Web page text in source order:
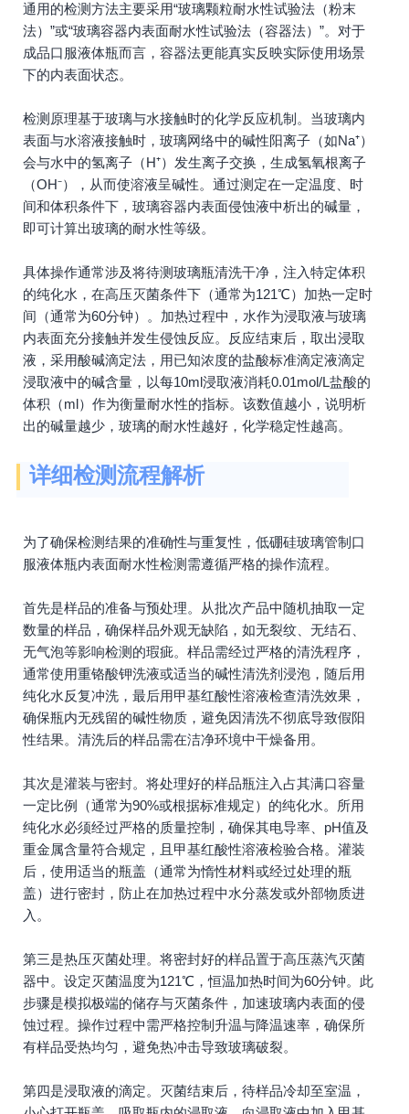
通用的检测方法主要采用“玻璃颗粒耐水性试验法（粉末
法）”或“玻璃容器内表面耐水性试验法（容器法）”。对于
成品口服液体瓶而言，容器法更能真实反映实际使用场景
下的内表面状态。
检测原理基于玻璃与水接触时的化学反应机制。当玻璃内
表面与水溶液接触时，玻璃网络中的碱性阳离子（如Na⁺）
会与水中的氢离子（H⁺）发生离子交换，生成氢氧根离子
（OH⁻），从而使溶液呈碱性。通过测定在一定温度、时
间和体积条件下，玻璃容器内表面侵蚀液中析出的碱量，
即可计算出玻璃的耐水性等级。
具体操作通常涉及将待测玻璃瓶清洗干净，注入特定体积
的纯化水，在高压灭菌条件下（通常为121℃）加热一定时
间（通常为60分钟）。加热过程中，水作为浸取液与玻璃
内表面充分接触并发生侵蚀反应。反应结束后，取出浸取
液，采用酸碱滴定法，用已知浓度的盐酸标准滴定液滴定
浸取液中的碱含量，以每10ml浸取液消耗0.01mol/L盐酸的
体积（ml）作为衡量耐水性的指标。该数值越小，说明析
出的碱量越少，玻璃的耐水性越好，化学稳定性越高。
详细检测流程解析
为了确保检测结果的准确性与重复性，低硼硅玻璃管制口
服液体瓶内表面耐水性检测需遵循严格的操作流程。
首先是样品的准备与预处理。从批次产品中随机抽取一定
数量的样品，确保样品外观无缺陷，如无裂纹、无结石、
无气泡等影响检测的瑕疵。样品需经过严格的清洗程序，
通常使用重铬酸钾洗液或适当的碱性清洗剂浸泡，随后用
纯化水反复冲洗，最后用甲基红酸性溶液检查清洗效果，
确保瓶内无残留的碱性物质，避免因清洗不彻底导致假阳
性结果。清洗后的样品需在洁净环境中干燥备用。
其次是灌装与密封。将处理好的样品瓶注入占其满口容量
一定比例（通常为90%或根据标准规定）的纯化水。所用
纯化水必须经过严格的质量控制，确保其电导率、pH值及
重金属含量符合规定，且甲基红酸性溶液检验合格。灌装
后，使用适当的瓶盖（通常为惰性材料或经过处理的瓶
盖）进行密封，防止在加热过程中水分蒸发或外部物质进
入。
第三是热压灭菌处理。将密封好的样品置于高压蒸汽灭菌
器中。设定灭菌温度为121℃，恒温加热时间为60分钟。此
步骤是模拟极端的储存与灭菌条件，加速玻璃内表面的侵
蚀过程。操作过程中需严格控制升温与降温速率，确保所
有样品受热均匀，避免热冲击导致玻璃破裂。
第四是浸取液的滴定。灭菌结束后，待样品冷却至室温，